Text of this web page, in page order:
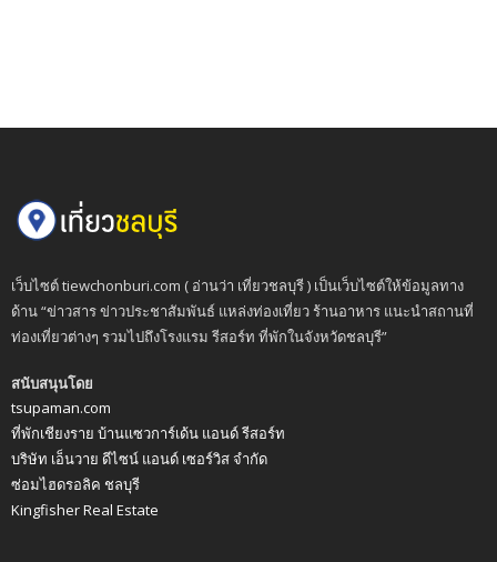
เว็บไซต์ tiewchonburi.com ( อ่านว่า เที่ยวชลบุรี ) เป็นเว็บไซต์ให้ข้อมูลทาง
ด้าน “ข่าวสาร ข่าวประชาสัมพันธ์ แหล่งท่องเที่ยว ร้านอาหาร แนะนำสถานที่
ท่องเที่ยวต่างๆ รวมไปถึงโรงแรม รีสอร์ท ที่พักในจังหวัดชลบุรี”
สนับสนุนโดย
tsupaman.com
ที่พักเชียงราย บ้านแซวการ์เด้น แอนด์ รีสอร์ท
บริษัท เอ็นวาย ดีไซน์ แอนด์ เซอร์วิส จำกัด
ซ่อมไฮดรอลิค ชลบุรี
Kingfisher Real Estate